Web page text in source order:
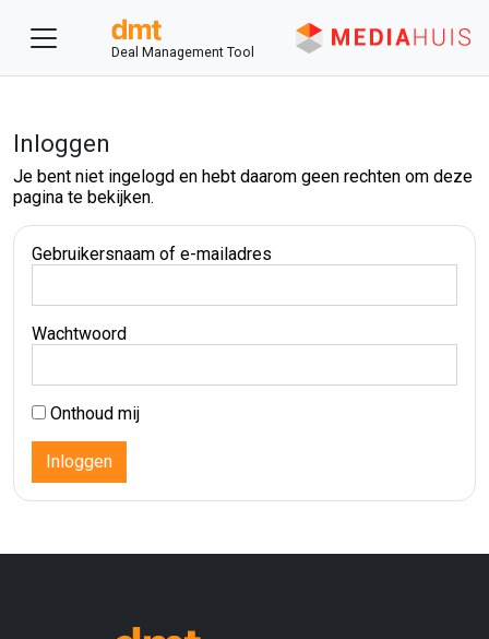
Deal Management Tool
Inloggen
Je bent niet ingelogd en hebt daarom geen rechten om deze
pagina te bekijken.
Gebruikersnaam of e-mailadres
Wachtwoord
Onthoud mij